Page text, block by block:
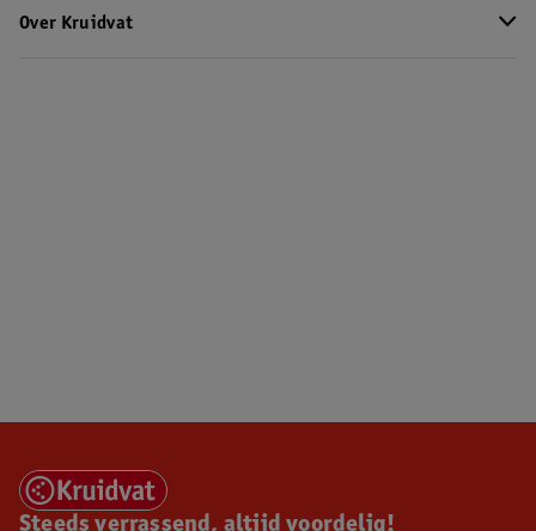
Over Kruidvat
Steeds verrassend, altijd voordelig!